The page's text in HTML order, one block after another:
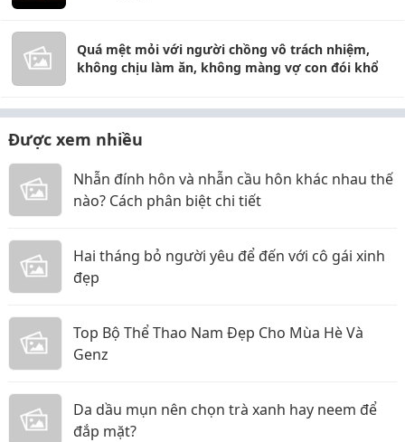
Quá mệt mỏi với người chồng vô trách nhiệm,
không chịu làm ăn, không màng vợ con đói khổ
Được xem nhiều
Nhẫn đính hôn và nhẫn cầu hôn khác nhau thế
nào? Cách phân biệt chi tiết
Hai tháng bỏ người yêu để đến với cô gái xinh
đẹp
Top Bộ Thể Thao Nam Đẹp Cho Mùa Hè Và
Genz
Da dầu mụn nên chọn trà xanh hay neem để
đắp mặt?